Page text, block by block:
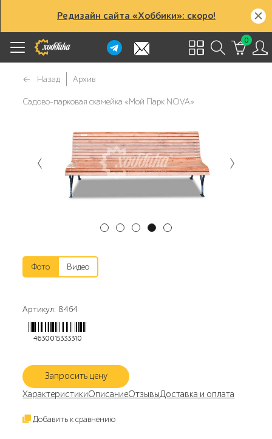
Редизайн сайта «Хоббики»: скоро!
0
Назад Архив
Садово-парковая скамейка «Мой Парк NOVA»
Фото Видео
Артикул: 8464
4630015333310
Запросить цену
ХарактеристикиОписаниеОтзывыДоставка и оплата
Добавить к сравнению